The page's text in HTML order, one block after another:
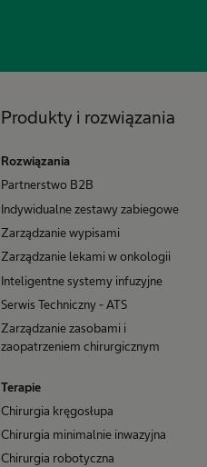
Produkty i rozwiązania
Rozwiązania
Partnerstwo B2B
Indywidualne zestawy zabiegowe
Zarządzanie wypisami
Zarządzanie lekami w onkologii
Inteligentne systemy infuzyjne
Serwis Techniczny - ATS
Zarządzanie zasobami i
zaopatrzeniem chirurgicznym
Terapie
Chirurgia kręgosłupa
Chirurgia minimalnie inwazyjna
Chirurgia robotyczna